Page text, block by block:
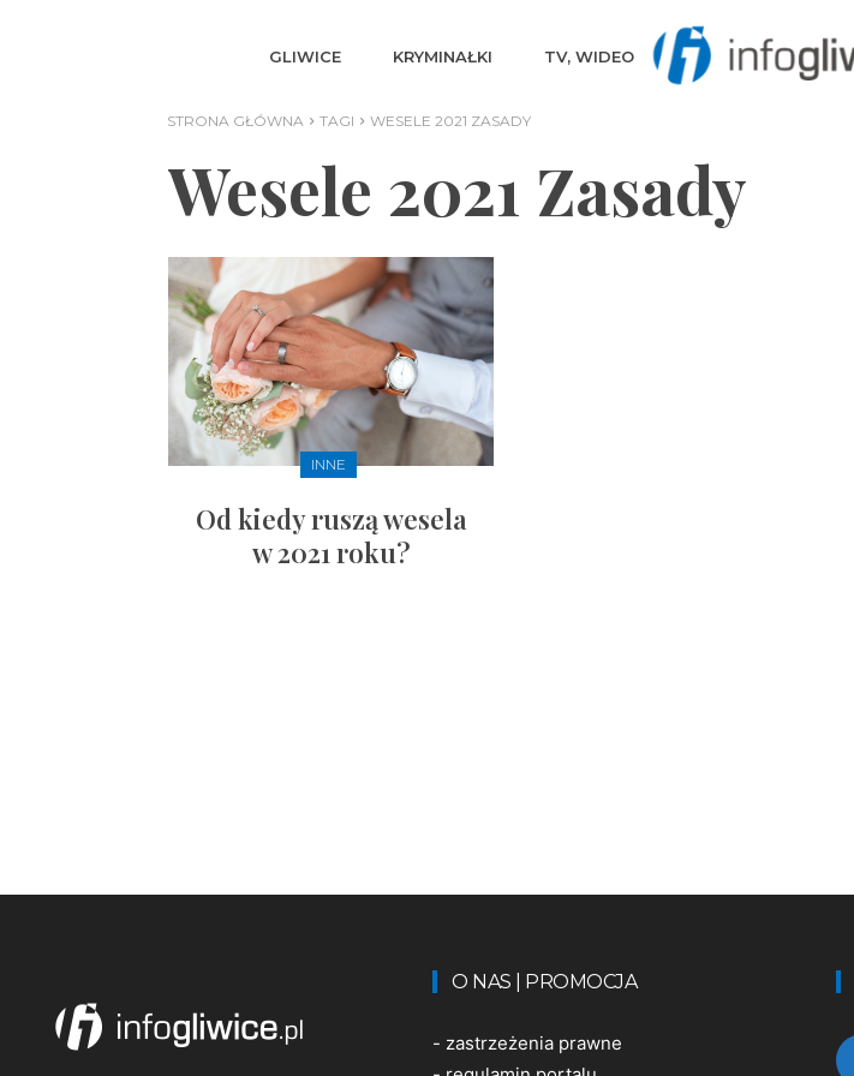
GLIWICE KRYMINAŁKI TV, WIDEO
STRONA GŁÓWNA TAGI WESELE 2021 ZASADY
Wesele 2021 Zasady
INNE
Od kiedy ruszą wesela
w 2021 roku?
O NAS | PROMOCJA
- zastrzeżenia prawne